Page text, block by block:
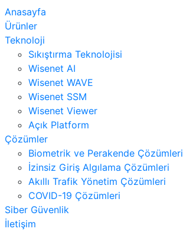
Anasayfa
Ürünler
Teknoloji
Sıkıştırma Teknolojisi
Wisenet AI
Wisenet WAVE
Wisenet SSM
Wisenet Viewer
Açık Platform
Çözümler
Biometrik ve Perakende Çözümleri
İzinsiz Giriş Algılama Çözümleri
Akıllı Trafik Yönetim Çözümleri
COVID-19 Çözümleri
Siber Güvenlik
İletişim